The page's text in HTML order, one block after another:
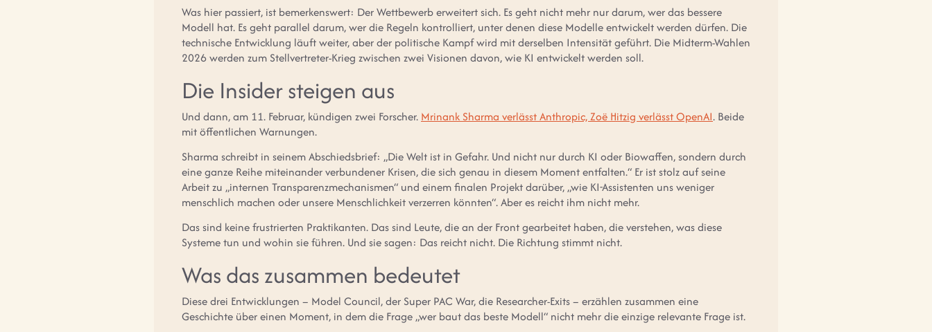
Was hier passiert, ist bemerkenswert: Der Wettbewerb erweitert sich. Es geht nicht mehr nur darum, wer das bessere
Modell hat. Es geht parallel darum, wer die Regeln kontrolliert, unter denen diese Modelle entwickelt werden dürfen. Die
technische Entwicklung läuft weiter, aber der politische Kampf wird mit derselben Intensität geführt. Die Midterm-Wahlen
2026 werden zum Stellvertreter-Krieg zwischen zwei Visionen davon, wie KI entwickelt werden soll.
Die Insider steigen aus
Und dann, am 11. Februar, kündigen zwei Forscher. Mrinank Sharma verlässt Anthropic, Zoë Hitzig verlässt OpenAI. Beide
mit öffentlichen Warnungen.
Sharma schreibt in seinem Abschiedsbrief: „Die Welt ist in Gefahr. Und nicht nur durch KI oder Biowaffen, sondern durch
eine ganze Reihe miteinander verbundener Krisen, die sich genau in diesem Moment entfalten.“ Er ist stolz auf seine
Arbeit zu „internen Transparenzmechanismen“ und einem finalen Projekt darüber, „wie KI-Assistenten uns weniger
menschlich machen oder unsere Menschlichkeit verzerren könnten“. Aber es reicht ihm nicht mehr.
Das sind keine frustrierten Praktikanten. Das sind Leute, die an der Front gearbeitet haben, die verstehen, was diese
Systeme tun und wohin sie führen. Und sie sagen: Das reicht nicht. Die Richtung stimmt nicht.
Was das zusammen bedeutet
Diese drei Entwicklungen – Model Council, der Super PAC War, die Researcher-Exits – erzählen zusammen eine
Geschichte über einen Moment, in dem die Frage „wer baut das beste Modell“ nicht mehr die einzige relevante Frage ist.